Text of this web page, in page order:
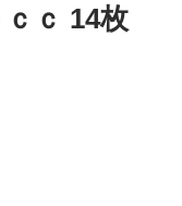
ｃ 14枚